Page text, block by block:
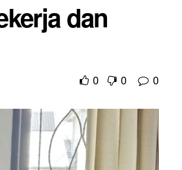
dan
0 0 0